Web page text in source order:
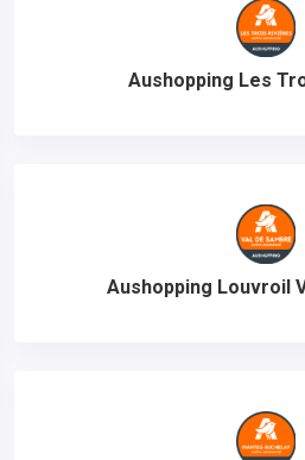
Aushopping Les
Aushopping Louvroil